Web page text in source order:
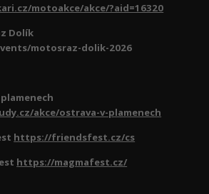
motoakce/akce/?aid=16320
Dolík
motosraz-dolik-2026
akce/ostrava-v-plamenech
https://friendsfest.cz/cs
https://magmafest.cz/